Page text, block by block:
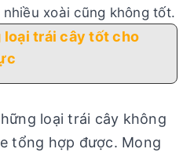
xoài cũng không tốt.
loại trái cây tốt cho
loại trái cây không
tổng hợp được. Mong